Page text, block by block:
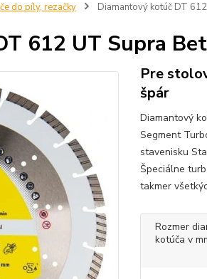
do píly, rezačky Diamantový kotúč DT
612 UT Supra
Pre
špár
Diamantový
Segment
stavenisku
Špeciálne
takmer
Rozmer
kotúča v